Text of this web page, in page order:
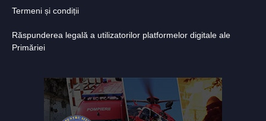
Termeni și condiții
Răspunderea legală a utilizatorilor platformelor digitale ale
Primăriei